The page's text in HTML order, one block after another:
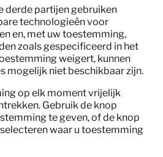
in circulaire
van tijdelijke
Vanuit vestigingen in
levert het bedrijf
inrichtingsoplossingen
gemeenten,
KeyPro
van ‘doordacht,
is initiatiefnemer van de
dat gebouwd is om
schalen.
derde partijen gebruiken
technologieën voor
en, met uw toestemming,
zoals gespecificeerd in het
weigert, kunnen
mogelijk niet beschikbaar zijn.
op elk moment vrijelijk
Gebruik de knop
te geven, of de knop
waar u toestemming